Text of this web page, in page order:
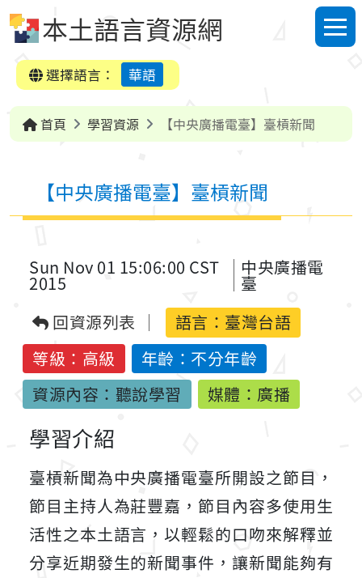
本土語言資源網
選單
選擇語言：
華語
首頁 學習資源 【中央廣播電臺】臺槓新聞
【中央廣播電臺】臺槓新聞
Sun Nov 01 15:06:00 CST
2015
中央廣播電
臺
回資源列表
語言： 臺灣台語
等級：高級
年齡：不分年齡
資源內容：聽說學習
媒體：廣播
學習介紹
臺槓新聞為中央廣播電臺所開設之節目，
節目主持人為莊豐嘉，節目內容多使用生
活性之本土語言，以輕鬆的口吻來解釋並
分享近期發生的新聞事件，讓新聞能夠有